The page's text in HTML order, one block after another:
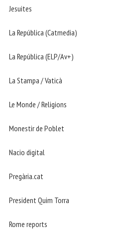
Jesuites
La República (Catmedia)
La República (ELP/Av+)
La Stampa / Vaticà
Le Monde / Religions
Monestir de Poblet
Nacio digital
Pregària.cat
President Quim Torra
Rome reports